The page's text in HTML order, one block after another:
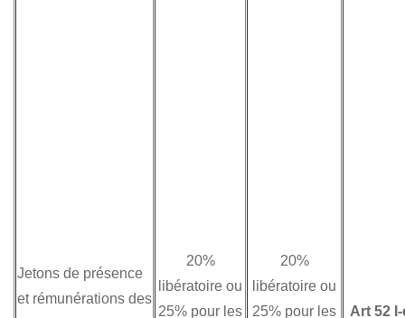
Jetons de présence
et rémunérations des
20%
libératoire ou
25% pour les
20%
libératoire ou
25% pour les
Art 52